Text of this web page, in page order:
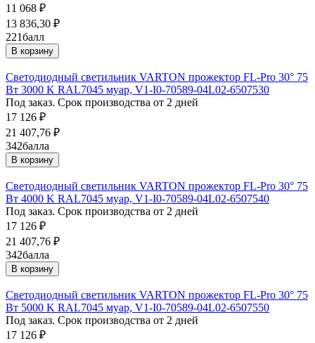
11 068 ₽
13 836,30 ₽
221балл
В корзину
Светодиодный светильник VARTON прожектор FL-Pro 30° 75
Вт 3000 K RAL7045 муар, V1-I0-70589-04L02-6507530
Под заказ. Срок производства от 2 дней
17 126 ₽
21 407,76 ₽
342балла
В корзину
Светодиодный светильник VARTON прожектор FL-Pro 30° 75
Вт 4000 K RAL7045 муар, V1-I0-70589-04L02-6507540
Под заказ. Срок производства от 2 дней
17 126 ₽
21 407,76 ₽
342балла
В корзину
Светодиодный светильник VARTON прожектор FL-Pro 30° 75
Вт 5000 K RAL7045 муар, V1-I0-70589-04L02-6507550
Под заказ. Срок производства от 2 дней
17 126 ₽